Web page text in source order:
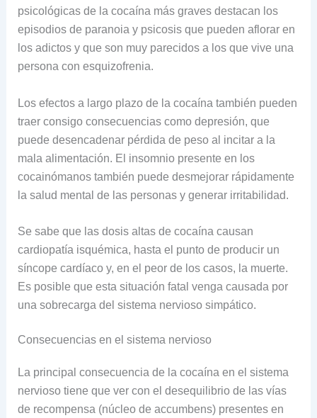
psicológicas de la cocaína más graves destacan los
episodios de paranoia y psicosis que pueden aflorar en
los adictos y que son muy parecidos a los que vive una
persona con esquizofrenia.
Los efectos a largo plazo de la cocaína también pueden
traer consigo consecuencias como depresión, que
puede desencadenar pérdida de peso al incitar a la
mala alimentación. El insomnio presente en los
cocainómanos también puede desmejorar rápidamente
la salud mental de las personas y generar irritabilidad.
Se sabe que las dosis altas de cocaína causan
cardiopatía isquémica, hasta el punto de producir un
síncope cardíaco y, en el peor de los casos, la muerte.
Es posible que esta situación fatal venga causada por
una sobrecarga del sistema nervioso simpático.
Consecuencias en el sistema nervioso
La principal consecuencia de la cocaína en el sistema
nervioso tiene que ver con el desequilibrio de las vías
de recompensa (núcleo de accumbens) presentes en